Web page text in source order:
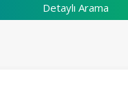
Detaylı Arama